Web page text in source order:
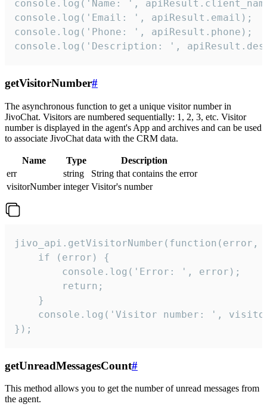
console.log('Name: ',
console.log('Email: ', apiResult.email);
console.log('Phone: ', apiResult.phone);
console.log('Description: ',
getVisitorNumber#
The asynchronous function to get a unique visitor number in
JivoChat. Visitors are numbered sequentially: 1, 2, 3, etc. Visitor
number is displayed in the agent's App and archives and can be used
to associate JivoChat data with the CRM data.
Name Type
Description
err
string
String that contains the error
visitorNumber integer Visitor's number
jivo_api.getVisitorNumber(function(error,
    if (error) {
        console.log('Error: ', error);
        return;
    }
console.log('Visitor number: ',
});
getUnreadMessagesCount#
This method allows you to get the number of unread messages from
the agent.